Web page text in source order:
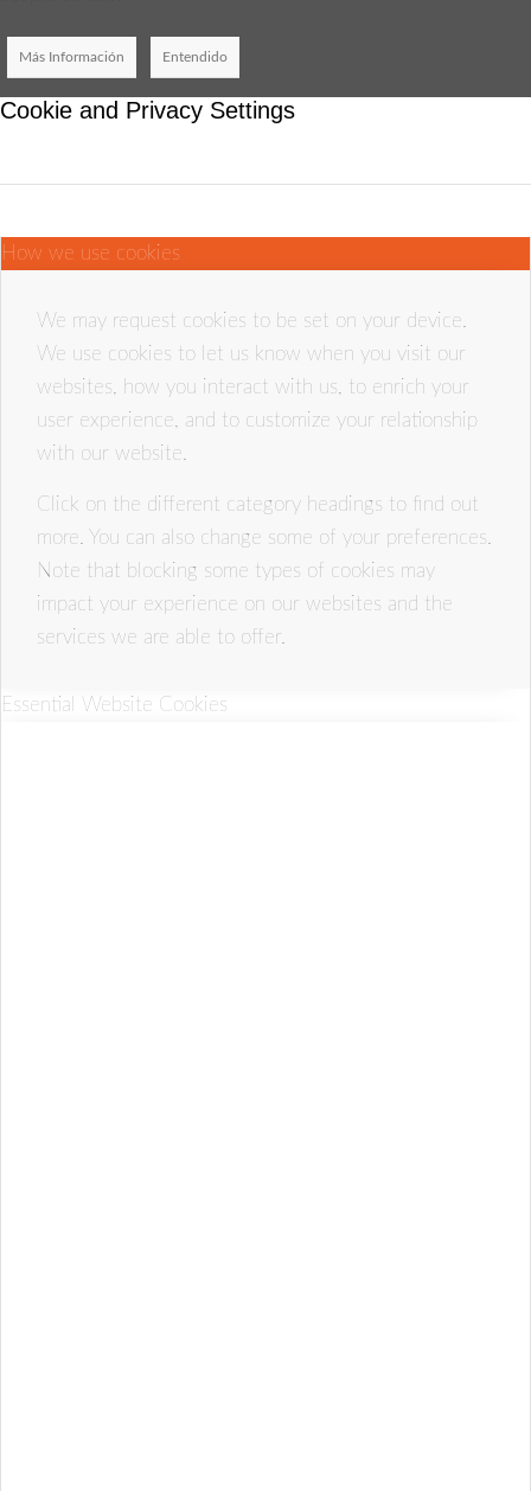
Más Información Entendido
Cookie and Privacy Settings
How we use cookies
We may request cookies to be set on your device.
We use cookies to let us know when you visit our
websites, how you interact with us, to enrich your
user experience, and to customize your relationship
with our website.
Click on the different category headings to find out
more. You can also change some of your preferences.
Note that blocking some types of cookies may
impact your experience on our websites and the
services we are able to offer.
Essential Website Cookies